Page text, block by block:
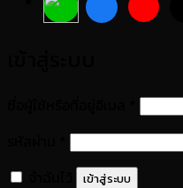
ต้องการ
ต้องการ
เข้าสู่ระบบ